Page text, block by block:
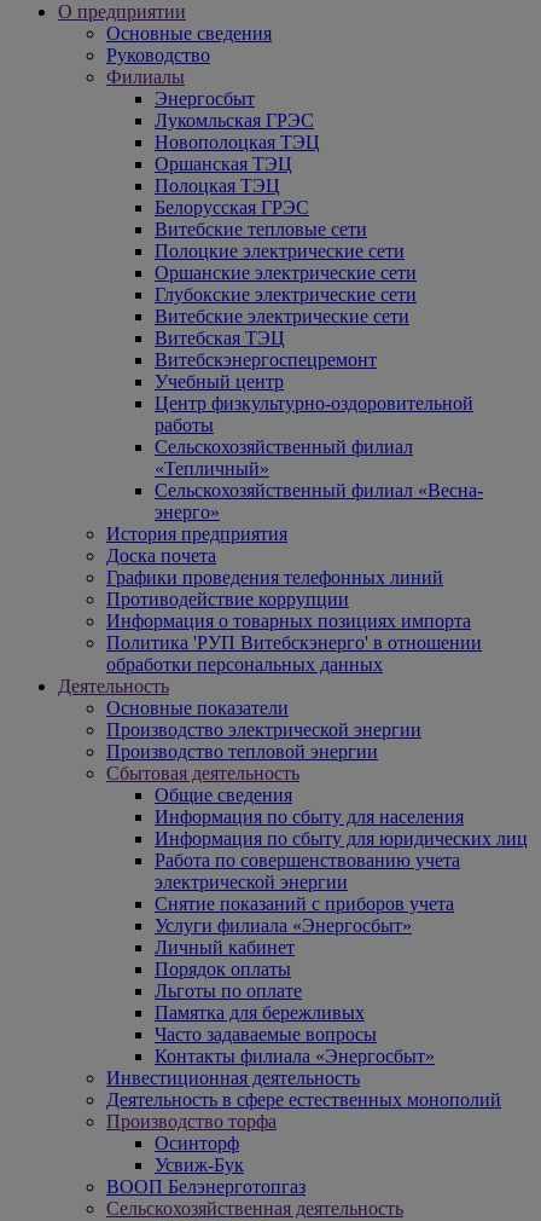
О предприятии
Основные сведения
Руководство
Филиалы
Энергосбыт
Лукомльская ГРЭС
Новополоцкая ТЭЦ
Оршанская ТЭЦ
Полоцкая ТЭЦ
Белорусская ГРЭС
Витебские тепловые сети
Полоцкие электрические сети
Оршанские электрические сети
Глубокские электрические сети
Витебские электрические сети
Витебская ТЭЦ
Витебскэнергоспецремонт
Учебный центр
Центр физкультурно-оздоровительной
работы
Сельскохозяйственный филиал
«Тепличный»
Сельскохозяйственный филиал «Весна-
энерго»
История предприятия
Доска почета
Графики проведения телефонных линий
Противодействие коррупции
Информация о товарных позициях импорта
Политика 'РУП Витебскэнерго' в отношении
обработки персональных данных
Деятельность
Основные показатели
Производство электрической энергии
Производство тепловой энергии
Сбытовая деятельность
Общие сведения
Информация по сбыту для населения
Информация по сбыту для юридических лиц
Работа по совершенствованию учета
электрической энергии
Снятие показаний с приборов учета
Услуги филиала «Энергосбыт»
Личный кабинет
Порядок оплаты
Льготы по оплате
Памятка для бережливых
Часто задаваемые вопросы
Контакты филиала «Энергосбыт»
Инвестиционная деятельность
Деятельность в сфере естественных монополий
Производство торфа
Осинторф
Усвиж-Бук
ВООП Белэнерготопгаз
Сельскохозяйственная деятельность